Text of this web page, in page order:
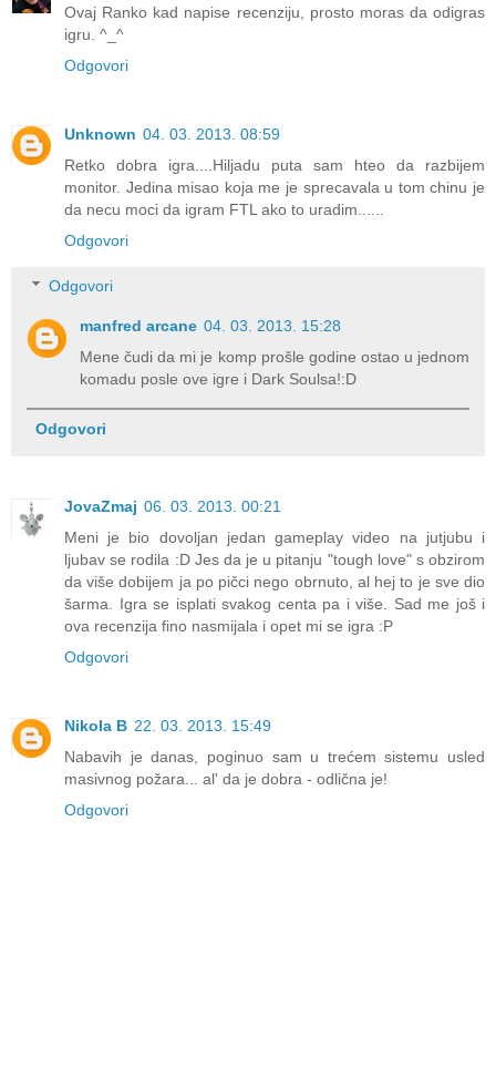
Ovaj Ranko kad napise recenziju, prosto moras da odigras
igru. ^_^
Odgovori
Unknown 04. 03. 2013. 08:59
Retko dobra igra....Hiljadu puta sam hteo da razbijem
monitor. Jedina misao koja me je sprecavala u tom chinu je
da necu moci da igram FTL ako to uradim......
Odgovori
Odgovori
manfred arcane 04. 03. 2013. 15:28
Mene čudi da mi je komp prošle godine ostao u jednom
komadu posle ove igre i Dark Soulsa!:D
Odgovori
JovaZmaj 06. 03. 2013. 00:21
Meni je bio dovoljan jedan gameplay video na jutjubu i
ljubav se rodila :D Jes da je u pitanju "tough love" s obzirom
da više dobijem ja po pičci nego obrnuto, al hej to je sve dio
šarma. Igra se isplati svakog centa pa i više. Sad me još i
ova recenzija fino nasmijala i opet mi se igra :P
Odgovori
Nikola B 22. 03. 2013. 15:49
Nabavih je danas, poginuo sam u trećem sistemu usled
masivnog požara... al' da je dobra - odlična je!
Odgovori